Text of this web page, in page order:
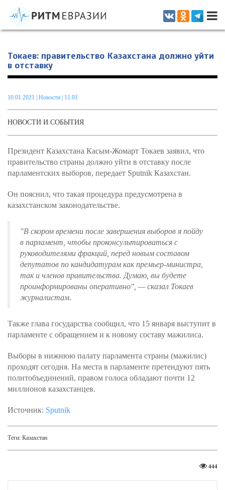
Информационно-аналитическое издание, посвященное актуальным
проблемам интеграции на постсоветском пространстве
Токаев: правительство Казахстана должно уйти
в отставку
10.01.2021 Новости | 11.01
НОВОСТИ И СОБЫТИЯ
Президент Казахстана Касым-Жомарт Токаев заявил, что
правительство страны должно уйти в отставку после
парламентских выборов, передает Sputnik Казахстан.
Он пояснил, что такая процедура предусмотрена в
казахстанском законодательстве.
"В скором времени после завершения выборов я пойду
в парламент, чтобы проконсультироваться с
руководителями фракций, перед новым составом
депутатов по кандидатурам как премьер-министра,
так и членов правительства. Думаю, вы будете
проинформированы оперативно", — сказал Токаев
журналистам.
Также глава государства сообщил, что 15 января выступит в
парламенте с обращением и к новому составу мажилиса.
Выборы в нижнюю палату парламента страны (мажилис)
проходят сегодня. На места в парламенте претендуют пять
политобъединений, правом голоса обладают почти 12
миллионов казахстанцев.
Источник: Sputnik
Теги: Казахстан
444